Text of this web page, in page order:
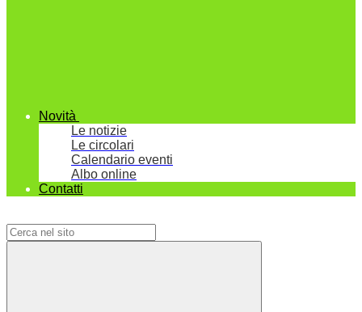
Novità
Le notizie
Le circolari
Calendario eventi
Albo online
Contatti